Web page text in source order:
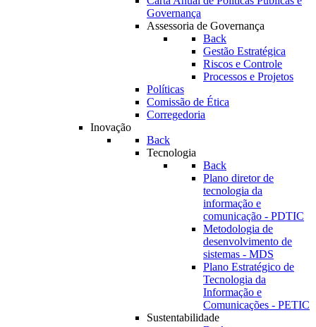
Governança
Assessoria de Governança
Back
Gestão Estratégica
Riscos e Controle
Processos e Projetos
Políticas
Comissão de Ética
Corregedoria
Inovação
Back
Tecnologia
Back
Plano diretor de
tecnologia da
informação e
comunicação - PDTIC
Metodologia de
desenvolvimento de
sistemas - MDS
Plano Estratégico de
Tecnologia da
Informação e
Comunicações - PETIC
Sustentabilidade